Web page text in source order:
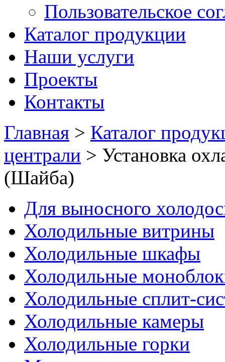
Пользовательское
Каталог продукции
Наши услуги
Проекты
Контакты
Главная > Каталог
централи > Установка
(Шайба)
Для выносного
Холодильные витрины
Холодильные шкафы
Холодильные
Холодильные сплит-
Холодильные камеры
Холодильные горки